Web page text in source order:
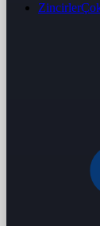
Zincirler